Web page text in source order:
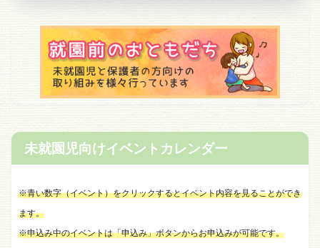
未就園児向けイベントカレンダー
※青い数字（イベント）をクリックするとイベント内容を見ることができ
ます。
※申込み中のイベントは「申込み」ボタンからお申込みが可能です。